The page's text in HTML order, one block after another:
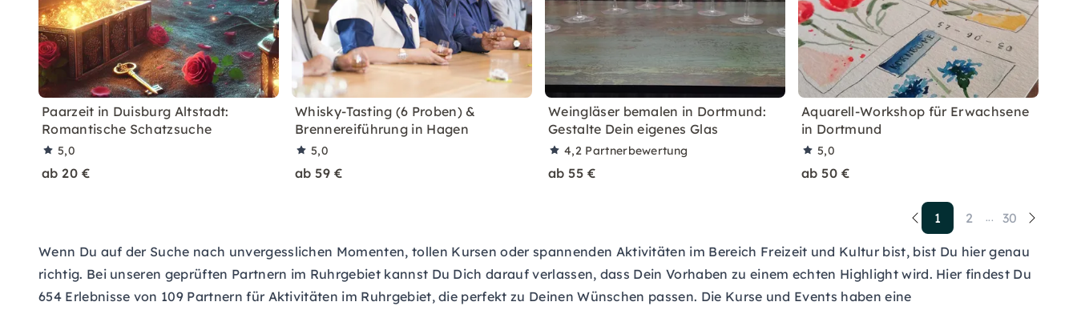
Paarzeit in Duisburg Altstadt:
Romantische Schatzsuche
5,0
ab 20 €
Whisky-Tasting (6 Proben) &
Brennereiführung in Hagen
5,0
ab 59 €
Weingläser bemalen in Dortmund:
Gestalte Dein eigenes Glas
4,2 Partnerbewertung
ab 55 €
Aquarell-Workshop für Erwachsene
in Dortmund
5,0
ab 50 €
1 2 ... 30
Wenn Du auf der Suche nach unvergesslichen Momenten, tollen Kursen oder spannenden Aktivitäten im Bereich Freizeit und Kultur bist, bist Du hier genau
richtig. Bei unseren geprüften Partnern im Ruhrgebiet kannst Du Dich darauf verlassen, dass Dein Vorhaben zu einem echten Highlight wird. Hier findest Du
654 Erlebnisse von 109 Partnern für Aktivitäten im Ruhrgebiet, die perfekt zu Deinen Wünschen passen. Die Kurse und Events haben eine